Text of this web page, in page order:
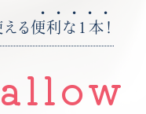
る便利な1本 ！